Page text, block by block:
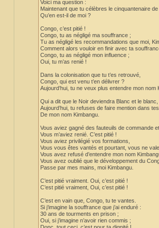
Voici ma question :
Maintenant que tu célèbres le cinquantenaire
Qu’en est-il de moi ?
Congo, c’est pitié !
Congo, tu as négligé ma souffrance ;
Tu as négligé les recommandations que moi,
Comment alors vouloir en finir avec ta
Congo, tu as négligé mon influence ;
Oui, tu m’as renié !
Dans la colonisation que tu t’es retrouvé,
Congo, qui est venu t’en délivrer ?
Aujourd’hui, tu ne veux plus entendre mon nom
Qui a dit que le Noir deviendra Blanc et le
Aujourd’hui, tu refuses de faire mention dans
De mon nom Kimbangu.
Vous aviez gagné des fauteuils de commande
Vous m’aviez renié. C’est pitié !
Vous aviez privilégié vos formations,
Vous vous êtes vantés et pourtant, vous ne
Vous avez refusé d’entendre mon nom
Vous avez oublié que le développement du
Passe par mes mains, moi Kimbangu.
C’est pitié vraiment. Oui, c’est pitié !
C’est pitié vraiment, Oui, c’est pitié !
C’est en vain que, Congo, tu te vantes.
Si j’imagine la souffrance que j’ai enduré :
30 ans de tourments en prison ;
Oui, si j’imagine n’avoir rien commis ;